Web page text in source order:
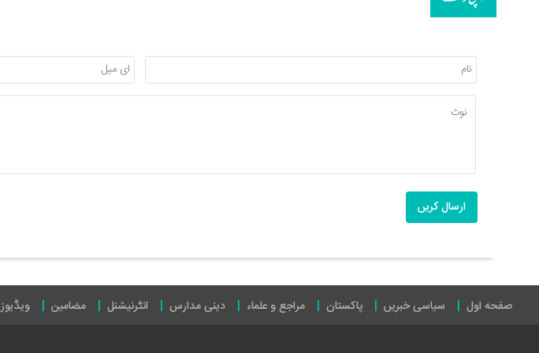
ارسال کریں
صفحه اول سیاسی خبریں پاکستان مراجع و علماء دینی مدارس انٹرنیشنل مضامین ویڈیوز